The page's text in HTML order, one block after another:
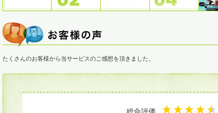
たくさんのお客様から当サービスのご感想を頂きました。
総合評価